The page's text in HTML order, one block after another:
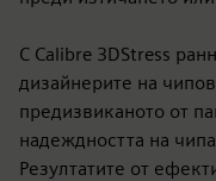
С Calibre 3DStress
дизайнерите на
предизвиканото от
надеждността на
Резултатите от